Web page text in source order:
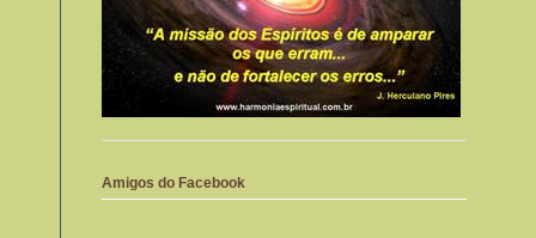
Amigos do Facebook